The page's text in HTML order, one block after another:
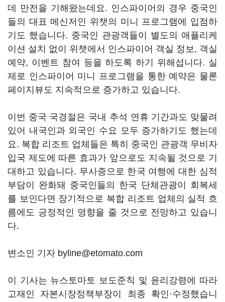
데 만전을 기해왔는데요. 인스파이어의 경우 중국인
들의 대표 메신저인 위챗의 미니 프로그램에 입점하
기도 했습니다. 중국인 관광객들이 별도의 애플리케
이션 설치 없이 위챗에서 인스파이어 객실 정보, 객실
예약, 이벤트 참여 등을 하도록 하기 위해섭니다. 실
제로 인스파이어 미니 프로그램을 통한 예약은 물론
페이지뷰도 지속적으로 증가하고 있습니다.
이번 중국 국경절은 국내 추석 연휴 기간과도 맞물려
있어 내국인과 외국인 수요 모두 증가하기도 했는데
요. 복합 리조트 업체들은 특히 중국인 관광객 무비자
입국 제도에 따른 효과가 앞으로도 지속될 것으로 기
대하고 있습니다. 무사증으로 한국 여행에 대한 심적
부담이 완화돼 중국인들의 한국 단체관광이 회복세
를 보인다면 장기적으로 복합 리조트 업체의 실적 흐
름에도 긍정적인 영향을 줄 것으로 전망하고 있습니
다.
변소인 기자 byline@etomato.com
이 기사는 뉴스토마토 보도준칙 및 윤리강령에 따라
고재인 자본시장정책부장이 최종 확인·수정했습니